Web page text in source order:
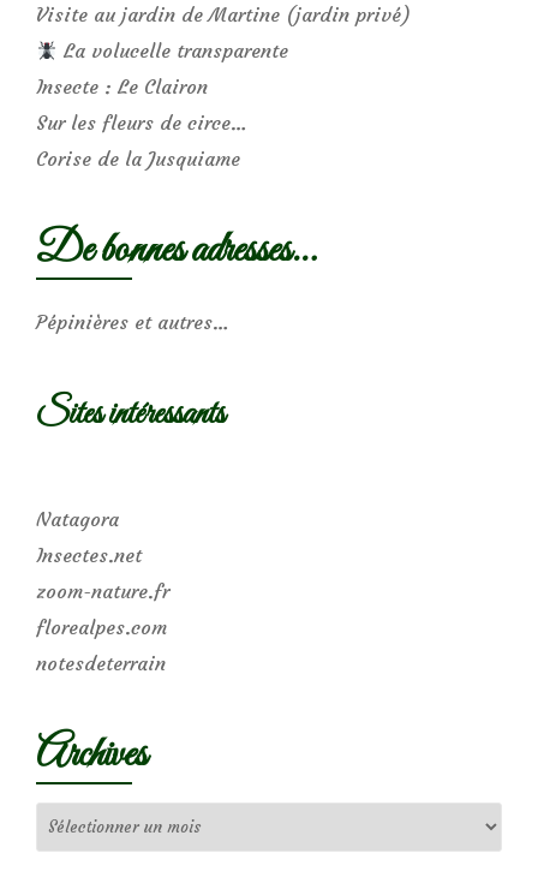
Visite au jardin de Martine (jardin privé)
La volucelle transparente
Insecte : Le Clairon
Sur les fleurs de circe…
Corise de la Jusquiame
De bonnes adresses…
Pépinières et autres…
Sites intéressants
Natagora
Insectes.net
zoom-nature.fr
florealpes.com
notesdeterrain
Archives